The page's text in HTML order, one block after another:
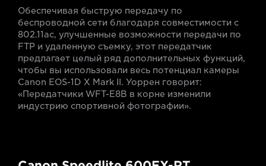
Обеспечивая быструю передачу по
беспроводной сети благодаря совместимости с
802.11ac, улучшенные возможности передачи по
FTP и удаленную съемку, этот передатчик
предлагает целый ряд дополнительных функций,
чтобы вы использовали весь потенциал камеры
Canon EOS-1D X Mark II. Уоррен говорит:
«Передатчики WFT-E8B в корне изменили
индустрию спортивной фотографии».